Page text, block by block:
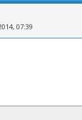
07:39